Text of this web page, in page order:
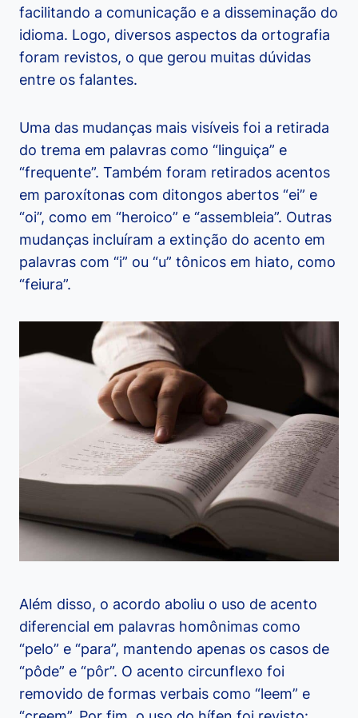
facilitando a comunicação e a disseminação do
idioma. Logo, diversos aspectos da ortografia
foram revistos, o que gerou muitas dúvidas
entre os falantes.
Uma das mudanças mais visíveis foi a retirada
do trema em palavras como “linguiça” e
“frequente”. Também foram retirados acentos
em paroxítonas com ditongos abertos “ei” e
“oi”, como em “heroico” e “assembleia”. Outras
mudanças incluíram a extinção do acento em
palavras com “i” ou “u” tônicos em hiato, como
“feiura”.
Além disso, o acordo aboliu o uso de acento
diferencial em palavras homônimas como
“pelo” e “para”, mantendo apenas os casos de
“pôde” e “pôr”. O acento circunflexo foi
removido de formas verbais como “leem” e